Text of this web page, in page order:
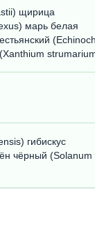
щирица
марь белая
гибискус
чёрный (Solanum